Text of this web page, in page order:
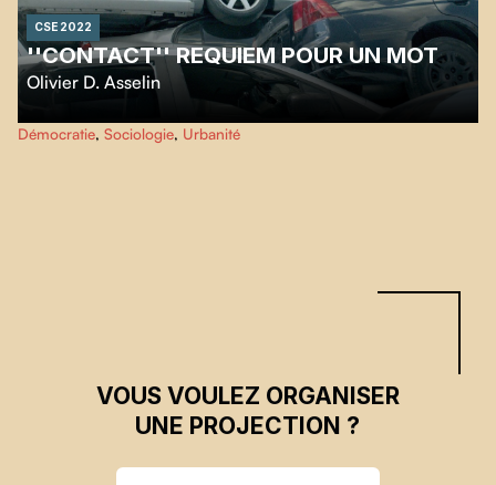
CSE 2022
''CONTACT'' REQUIEM POUR UN MOT
Olivier D. Asselin
Investigation sur la transformation du langage issue de la COVID-19. Les
interrelations sociales qui sont complètement bouleversées aujourd’hui,
Démocratie, Sociologie, Urbanité
VOUS VOULEZ ORGANISER
UNE PROJECTION ?